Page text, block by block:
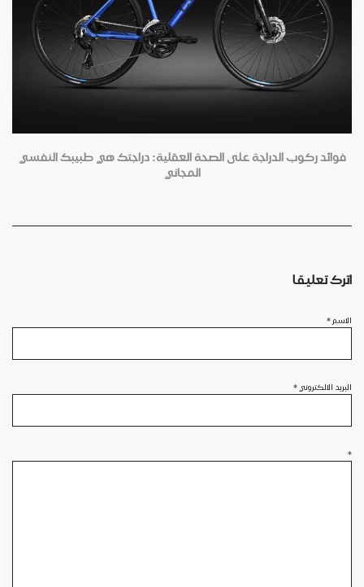
فوائد ركوب الدراجة على الصحة العقلية: دراجتك هي طبيبك النفسي
المجاني
اترك تعليقا
الاسم *
البريد الالكتروني *
*